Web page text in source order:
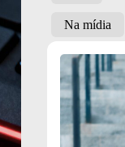
Na mídia